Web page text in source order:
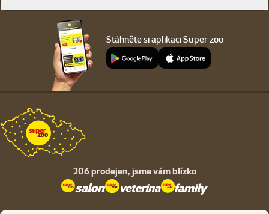
Stáhněte si aplikaci Super zoo
206 prodejen, jsme vám blízko